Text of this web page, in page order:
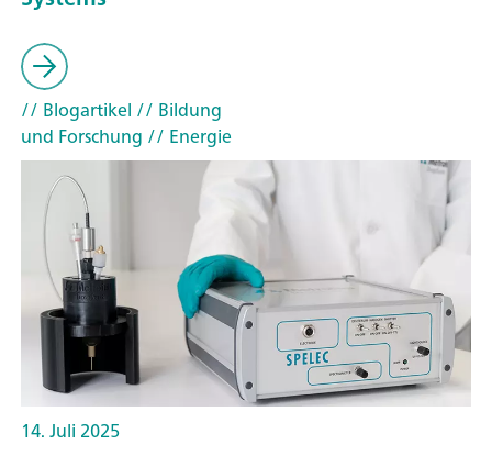
// Blogartikel // Bildung
und Forschung // Energie
14. Juli 2025